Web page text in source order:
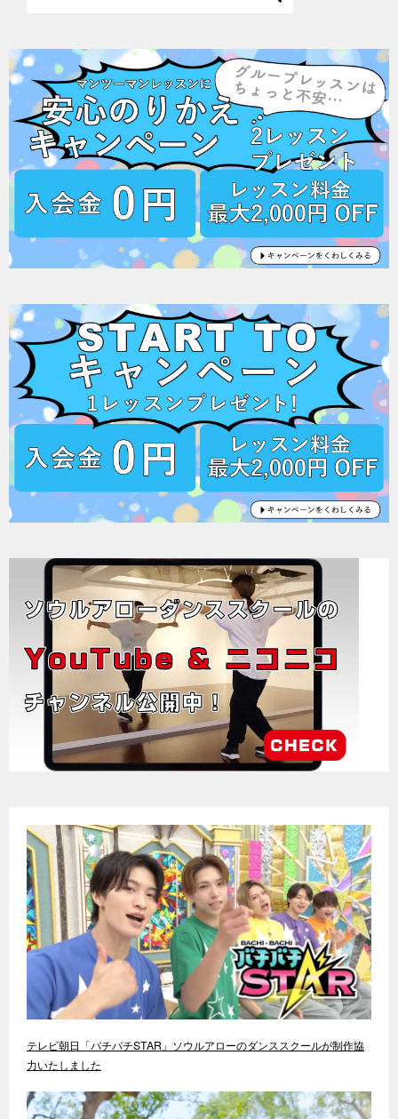
テレビ朝日「バチバチSTAR」ソウルアローのダンススクールが制作協
力いたしました